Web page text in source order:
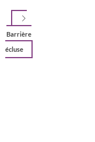
Barrière
écluse